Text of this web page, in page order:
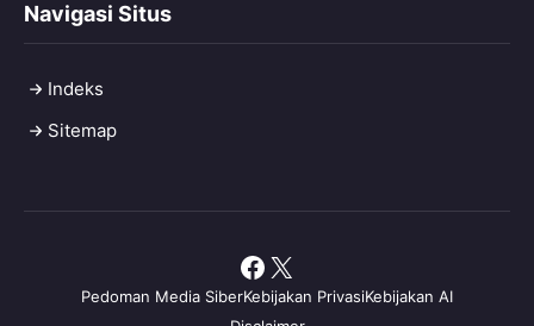
Navigasi Situs
Indeks
Sitemap
Pedoman Media SiberKebijakan PrivasiKebijakan AI
Facebook
X